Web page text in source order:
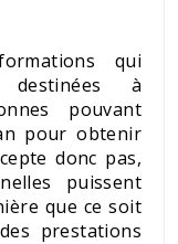
qui
destinées à
pouvant
pour obtenir
donc pas,
puissent
que ce soit
prestations